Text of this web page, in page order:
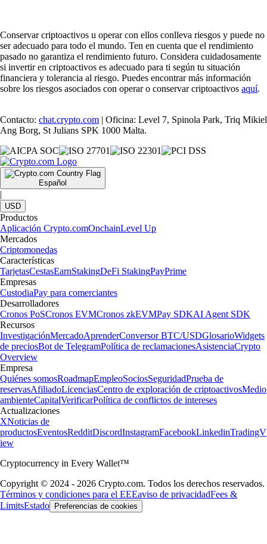
Conservar criptoactivos u operar con ellos conlleva riesgos y puede no
ser adecuado para todo el mundo. Ten en cuenta que el rendimiento
pasado no garantiza el rendimiento futuro. Considera cuidadosamente
si invertir en criptoactivos es adecuado para ti según tu situación
financiera y tolerancia al riesgo. Puedes encontrar más información
sobre los riesgos asociados con operar o conservar criptoactivos aquí.
Contacto: chat.crypto.com | Oficina: Level 7, Spinola Park, Triq Mikiel
Ang Borg, St Julians SPK 1000 Malta.
Español
|
USD
Productos
Aplicación Crypto.comOnchainLevel Up
Mercados
Criptomonedas
Características
TarjetasCestasEarnStakingDeFi StakingPayPrime
Empresas
CustodiaPay para comerciantes
Desarrolladores
Cronos PoSCronos EVMCronos zkEVMPay SDKAI Agent SDK
Recursos
InvestigaciónMercadoAprenderConversor BTC/USDGlosarioWidgets
de preciosBot de TelegramPolítica de reclamacionesAsistenciaCrypto
Overview
Empresa
Quiénes somosRoadmapEmpleoSociosSeguridadPrueba de
reservasAfiliadoLicenciasCentro de exploración de criptoactivosMedio
ambienteCapitalVerificarPolítica de conflictos de intereses
Actualizaciones
XNoticias de
productosEventosRedditDiscordInstagramFacebookLinkedinTradingV
iew
Cryptocurrency in Every Wallet™
Copyright © 2024 - 2026 Crypto.com. Todos los derechos reservados.
Términos y condiciones para el EEEaviso de privacidadFees &
LimitsEstado Preferencias de cookies